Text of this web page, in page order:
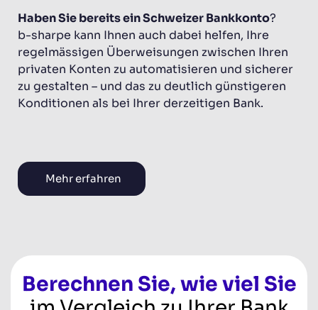
Haben Sie bereits ein Schweizer Bankkonto?
b-sharpe kann Ihnen auch dabei helfen, Ihre
regelmässigen Überweisungen zwischen Ihren
privaten Konten zu automatisieren und sicherer
zu gestalten – und das zu deutlich günstigeren
Konditionen als bei Ihrer derzeitigen Bank.
Mehr erfahren
Berechnen Sie, wie viel Sie